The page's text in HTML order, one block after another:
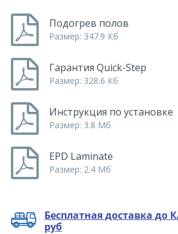
Подогрев полов
Размер: 347.9 Кб
Гарантия Quick-Step
Размер: 328.6 Кб
Инструкция по установке
Размер: 3.8 Мб
EPD Laminate
Размер: 2.4 Мб
Бесплатная доставка до
руб